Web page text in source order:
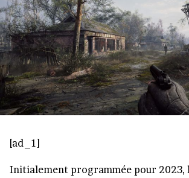
[ad_1]
Initialement programmée pour 2023,